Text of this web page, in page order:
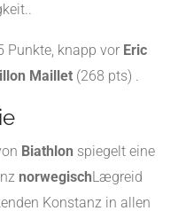
.
Punkte, knapp vor Eric
Maillet (268 pts) .
Biathlon spiegelt eine
norwegischLægreid
Konstanz in allen